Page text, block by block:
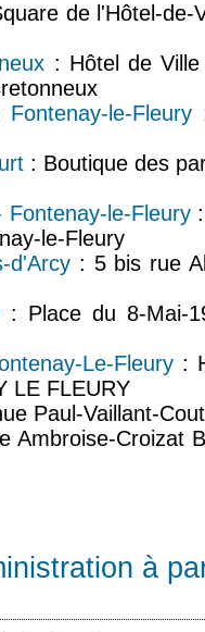
de l'Hôtel-de-
: Hôtel de
le-Fleury:
: Boutique des
le-Fleury:
le-Fleury
d'Arcy : 5 bis rue
: Place du 8-Mai-
Le-Fleury :
LE FLEURY
Paul-Vaillant-
Ambroise-Croizat
à